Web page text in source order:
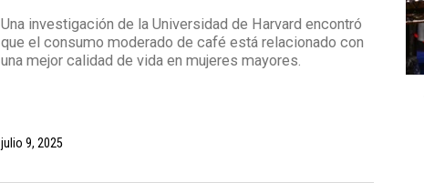
Una investigación de la Universidad de Harvard encontró
que el consumo moderado de café está relacionado con
una mejor calidad de vida en mujeres mayores.
julio 9, 2025